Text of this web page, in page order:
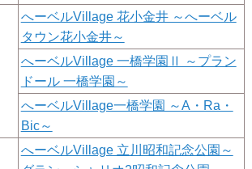
へーベルVillage 花小金井 ～へーベル
タウン花小金井～
へーベルVillage 一橋学園Ⅱ ～プラン
ドール 一橋学園～
へーベルVillage一橋学園 ～A・Ra・
Bic～
へーベルVillage 立川昭和記念公園～